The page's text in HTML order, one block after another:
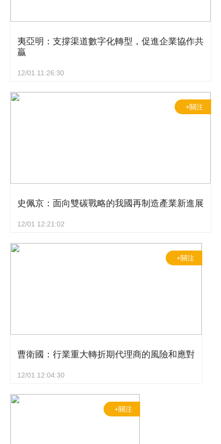
夷亞明：支撐渠道數字化轉型，促進企業協作共
贏
12/01 11:26:30
+關注
史佩京：面向雙碳戰略的我國再制造產業新進展
12/01 12:21:02
+關注
曹衛國：行業重大轉折期代理商的風險和應對
12/01 12:04:30
+關注